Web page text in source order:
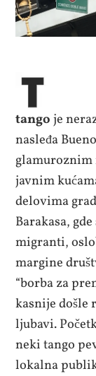
tangoje
nasleđa
glamuroznim
javnim
delovima
Barakasa,
migranti,
margine
“borba za
kasnije došle
ljubavi.
neki tango
lokalna